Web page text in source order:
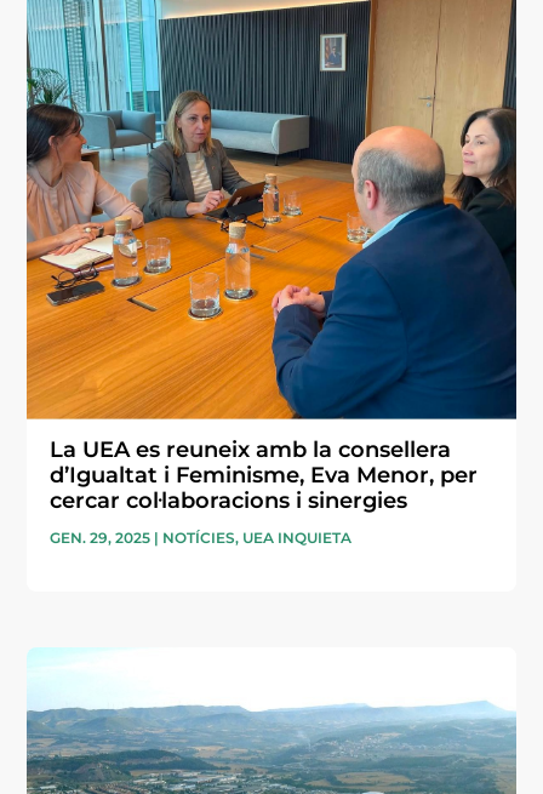
La UEA es reuneix amb la consellera
d’Igualtat i Feminisme, Eva Menor, per
cercar col·laboracions i sinergies
GEN. 29, 2025 | NOTÍCIES, UEA INQUIETA